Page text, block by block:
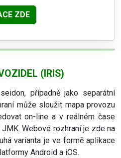
ZDE
(IRIS)
případně jako separátní
může sloužit mapa provozu
on-line a v reálném čase
Webové rozhraní je zde na
varianta je ve formě aplikace
Android a iOS.